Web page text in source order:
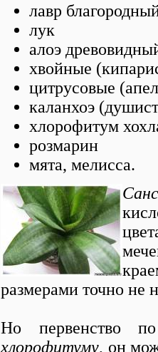
лавр
лук
алоэ
хвойные
цитрусовые
каланхоэ
хлорофитум
розмарин
мята, мелисса.
размерами точно не
Но первенство
хлорофитуму, он